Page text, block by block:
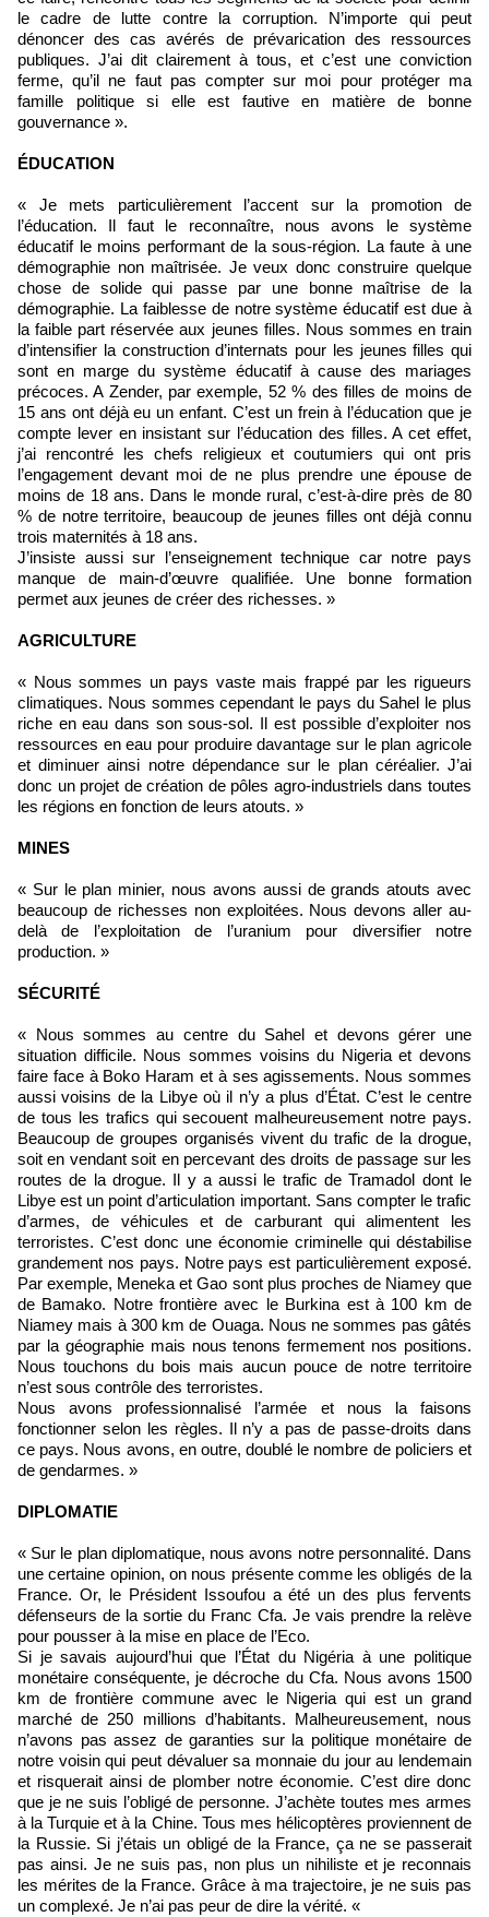
le cadre de lutte contre la corruption. N’importe qui peut
dénoncer des cas avérés de prévarication des ressources
publiques. J’ai dit clairement à tous, et c’est une conviction
ferme, qu’il ne faut pas compter sur moi pour protéger ma
famille politique si elle est fautive en matière de bonne
gouvernance ».
ÉDUCATION
« Je mets particulièrement l’accent sur la promotion de
l’éducation. Il faut le reconnaître, nous avons le système
éducatif le moins performant de la sous-région. La faute à une
démographie non maîtrisée. Je veux donc construire quelque
chose de solide qui passe par une bonne maîtrise de la
démographie. La faiblesse de notre système éducatif est due à
la faible part réservée aux jeunes filles. Nous sommes en train
d’intensifier la construction d’internats pour les jeunes filles qui
sont en marge du système éducatif à cause des mariages
précoces. A Zender, par exemple, 52 % des filles de moins de
15 ans ont déjà eu un enfant. C’est un frein à l’éducation que je
compte lever en insistant sur l’éducation des filles. A cet effet,
j’ai rencontré les chefs religieux et coutumiers qui ont pris
l’engagement devant moi de ne plus prendre une épouse de
moins de 18 ans. Dans le monde rural, c’est-à-dire près de 80
% de notre territoire, beaucoup de jeunes filles ont déjà connu
trois maternités à 18 ans.
J’insiste aussi sur l’enseignement technique car notre pays
manque de main-d’œuvre qualifiée. Une bonne formation
permet aux jeunes de créer des richesses. »
AGRICULTURE
« Nous sommes un pays vaste mais frappé par les rigueurs
climatiques. Nous sommes cependant le pays du Sahel le plus
riche en eau dans son sous-sol. Il est possible d’exploiter nos
ressources en eau pour produire davantage sur le plan agricole
et diminuer ainsi notre dépendance sur le plan céréalier. J’ai
donc un projet de création de pôles agro-industriels dans toutes
les régions en fonction de leurs atouts. »
MINES
« Sur le plan minier, nous avons aussi de grands atouts avec
beaucoup de richesses non exploitées. Nous devons aller au-
delà de l’exploitation de l’uranium pour diversifier notre
production. »
SÉCURITÉ
« Nous sommes au centre du Sahel et devons gérer une
situation difficile. Nous sommes voisins du Nigeria et devons
faire face à Boko Haram et à ses agissements. Nous sommes
aussi voisins de la Libye où il n’y a plus d’État. C’est le centre
de tous les trafics qui secouent malheureusement notre pays.
Beaucoup de groupes organisés vivent du trafic de la drogue,
soit en vendant soit en percevant des droits de passage sur les
routes de la drogue. Il y a aussi le trafic de Tramadol dont le
Libye est un point d’articulation important. Sans compter le trafic
d’armes, de véhicules et de carburant qui alimentent les
terroristes. C’est donc une économie criminelle qui déstabilise
grandement nos pays. Notre pays est particulièrement exposé.
Par exemple, Meneka et Gao sont plus proches de Niamey que
de Bamako. Notre frontière avec le Burkina est à 100 km de
Niamey mais à 300 km de Ouaga. Nous ne sommes pas gâtés
par la géographie mais nous tenons fermement nos positions.
Nous touchons du bois mais aucun pouce de notre territoire
n’est sous contrôle des terroristes.
Nous avons professionnalisé l’armée et nous la faisons
fonctionner selon les règles. Il n’y a pas de passe-droits dans
ce pays. Nous avons, en outre, doublé le nombre de policiers et
de gendarmes. »
DIPLOMATIE
« Sur le plan diplomatique, nous avons notre personnalité. Dans
une certaine opinion, on nous présente comme les obligés de la
France. Or, le Président Issoufou a été un des plus fervents
défenseurs de la sortie du Franc Cfa. Je vais prendre la relève
pour pousser à la mise en place de l’Eco.
Si je savais aujourd’hui que l’État du Nigéria à une politique
monétaire conséquente, je décroche du Cfa. Nous avons 1500
km de frontière commune avec le Nigeria qui est un grand
marché de 250 millions d’habitants. Malheureusement, nous
n’avons pas assez de garanties sur la politique monétaire de
notre voisin qui peut dévaluer sa monnaie du jour au lendemain
et risquerait ainsi de plomber notre économie. C’est dire donc
que je ne suis l’obligé de personne. J’achète toutes mes armes
à la Turquie et à la Chine. Tous mes hélicoptères proviennent de
la Russie. Si j’étais un obligé de la France, ça ne se passerait
pas ainsi. Je ne suis pas, non plus un nihiliste et je reconnais
les mérites de la France. Grâce à ma trajectoire, je ne suis pas
un complexé. Je n’ai pas peur de dire la vérité. «